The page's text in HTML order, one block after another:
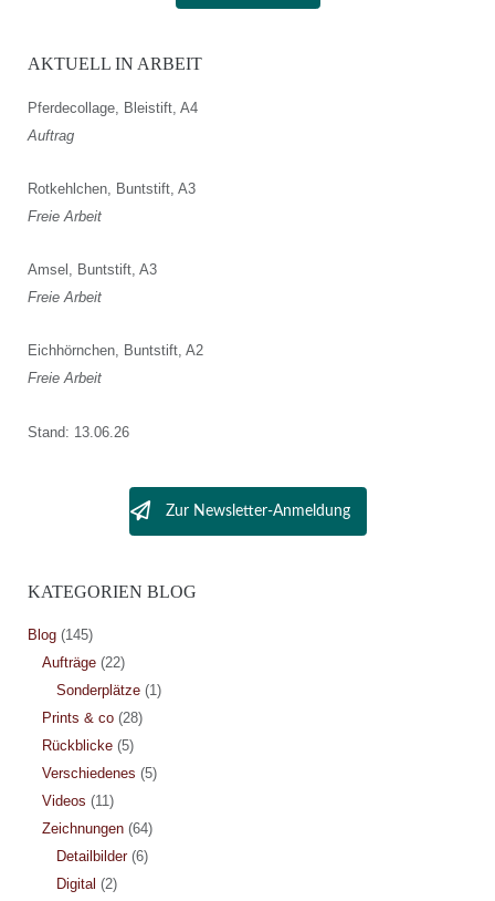
AKTUELL IN ARBEIT
Pferdecollage, Bleistift, A4
Auftrag
Rotkehlchen, Buntstift, A3
Freie Arbeit
Amsel, Buntstift, A3
Freie Arbeit
Eichhörnchen, Buntstift, A2
Freie Arbeit
Stand: 13.06.26
Zur Newsletter-Anmeldung
KATEGORIEN BLOG
Blog(145)
Aufträge(22)
Sonderplätze(1)
Prints & co(28)
Rückblicke(5)
Verschiedenes (5)
Videos (11)
Zeichnungen(64)
Detailbilder(6)
Digital (2)